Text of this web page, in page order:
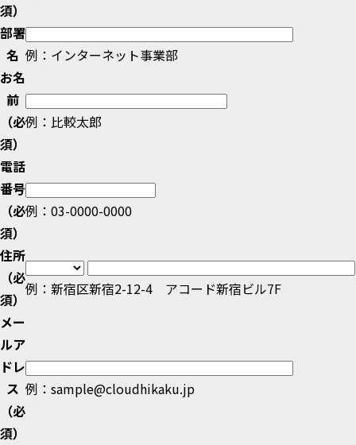
須）
部署
名 例：インターネット事業部
お名
前
（必
須）
例：比較太郎
電話
番号
（必
須）
例：03-0000-0000
住所
（必
須）
例：新宿区新宿2-12-4 アコード新宿ビル7F
メー
ルア
ドレ
ス
（必
須）
例：sample@cloudhikaku.jp